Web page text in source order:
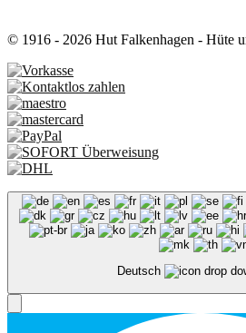
© 1916 - 2026 Hut Falkenhagen - Hüte
Deutsch